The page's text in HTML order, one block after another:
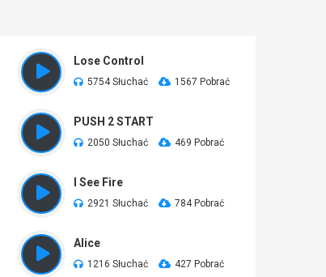
Lose Control
5754 Słuchać 1567 Pobrać
PUSH 2 START
2050 Słuchać 469 Pobrać
I See Fire
2921 Słuchać 784 Pobrać
Alice
1216 Słuchać 427 Pobrać